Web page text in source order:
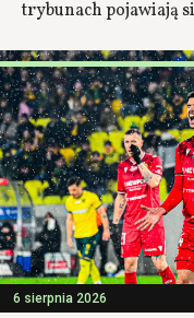
trybunach pojawiają
6 sierpnia 2026